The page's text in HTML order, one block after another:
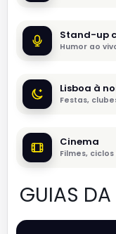
Stand-up
Humor ao
Lisboa à
Festas,
Cinema
Filmes,
GUIAS